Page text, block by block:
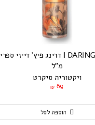
מ"ל
ויקטוריה סיקרט
₪ 69
הוספה לסל